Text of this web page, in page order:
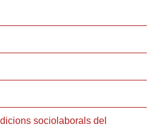
sociolaborals del